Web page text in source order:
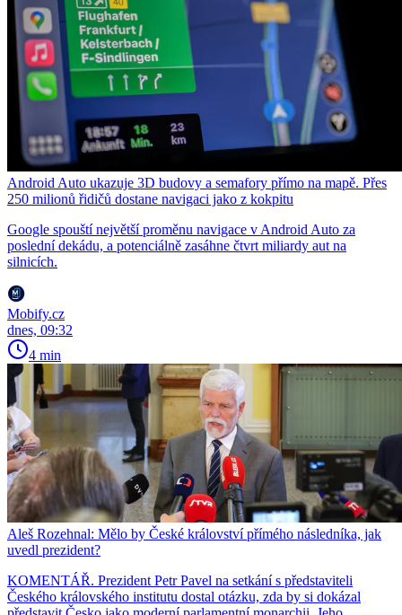
Android Auto ukazuje 3D budovy a semafory přímo na mapě. Přes
250 milionů řidičů dostane navigaci jako z kokpitu
Google spouští největší proměnu navigace v Android Auto za
poslední dekádu, a potenciálně zasáhne čtvrt miliardy aut na
silnicích.
Mobify.cz
dnes, 09:32
4 min
Aleš Rozehnal: Mělo by České království přímého následníka, jak
uvedl prezident?
KOMENTÁŘ. Prezident Petr Pavel na setkání s představiteli
Českého královského institutu dostal otázku, zda by si dokázal